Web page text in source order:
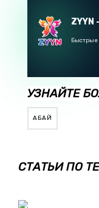
УЗНАЙТЕ
АБАЙ
СТАТЬИ ПО